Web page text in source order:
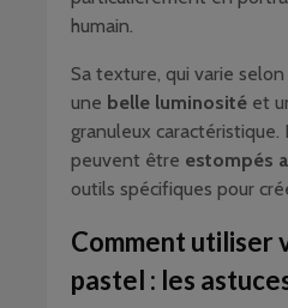
humain.
Sa texture, qui varie
une belle luminosité et
granuleux caractéristique.
peuvent être estompés
outils spécifiques pour
Comment utiliser
pastel : les